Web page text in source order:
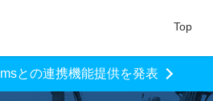
Top
との連携機能提供を発表